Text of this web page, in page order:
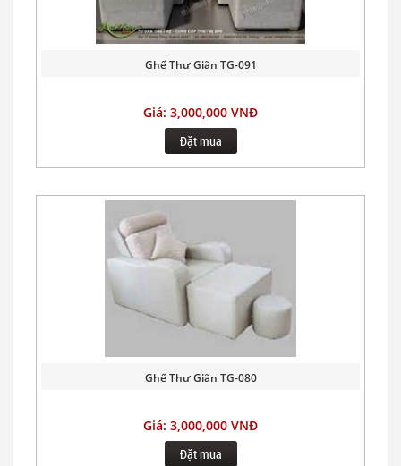
Ghế Thư Giãn TG-091
Giá: 3,000,000 VNĐ
Đặt mua
Ghế Thư Giãn TG-080
Giá: 3,000,000 VNĐ
Đặt mua